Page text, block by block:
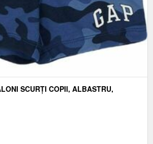
SCURȚI COPII, ALBASTRU,